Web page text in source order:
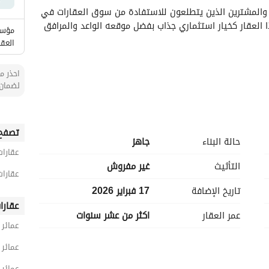
يضمن طاقة موثوقة لجميع العمليات داخل العقار.
وفقًا للمتطلبات المحلية للوظائف والنظافة.
حالة البناء
جاهز
التأثيث
غير مفروش
تاريخ الإضافة
17 فبراير 2026
عمر العقار
اكثر من عشر سنوات
احذر